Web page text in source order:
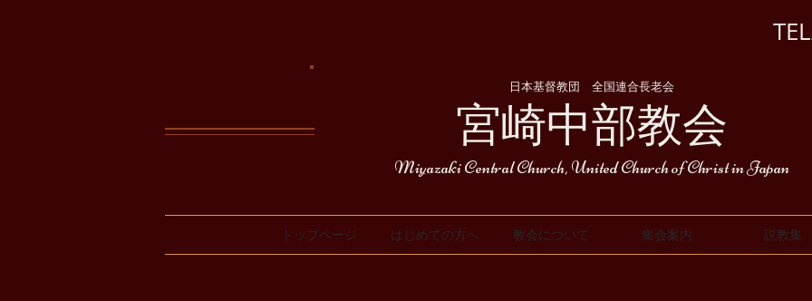
日本基督教団 全国連合長老会
​宮崎中部教会
Miyazaki Central Church, United Church of Christ in Japan
トップページ はじめての方へ 教会について 集会案内 説教集